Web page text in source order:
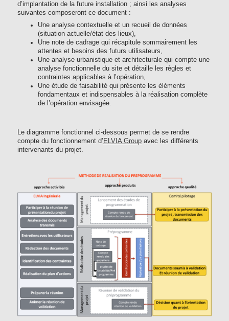
d’implantation de la future installation ; ainsi les analyses
suivantes composeront ce document :
Une analyse contextuelle et un recueil de données
(situation actuelle/état des lieux),
Une note de cadrage qui récapitule sommairement les
attentes et besoins des futurs utilisateurs,
Une analyse urbanistique et architecturale qui compte une
analyse fonctionnelle du site et détaille les règles et
contraintes applicables à l’opération,
Une étude de faisabilité qui présente les éléments
fondamentaux et indispensables à la réalisation complète
de l’opération envisagée.
Le diagramme fonctionnel ci-dessous permet de se rendre
compte du fonctionnement d’ ELVIA Group avec les différents
intervenants du projet.